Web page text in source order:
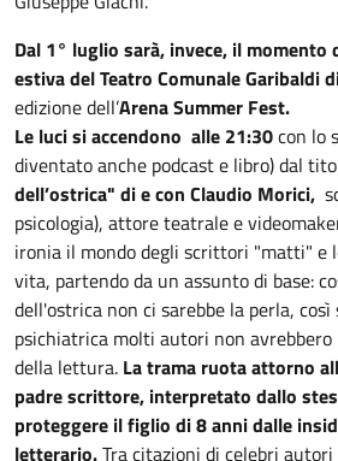
Dal 1° luglio sarà, invece, il momento
estiva del Teatro Comunale Garibaldi
edizione dell’Arena Summer Fest.
Le luci si accendono alle 21:30con lo
diventato anche podcast e libro) dal
dell’ostrica" di e con Claudio Morici,
psicologia), attore teatrale e
ironia il mondo degli scrittori "matti" e
vita, partendo da un assunto di base:
dell'ostrica non ci sarebbe la perla,
psichiatrica molti autori non
della lettura. La trama ruota attorno
padre scrittore, interpretato dallo
proteggere il figlio di 8 anni dalle
letterario.Tra citazioni di celebri autori